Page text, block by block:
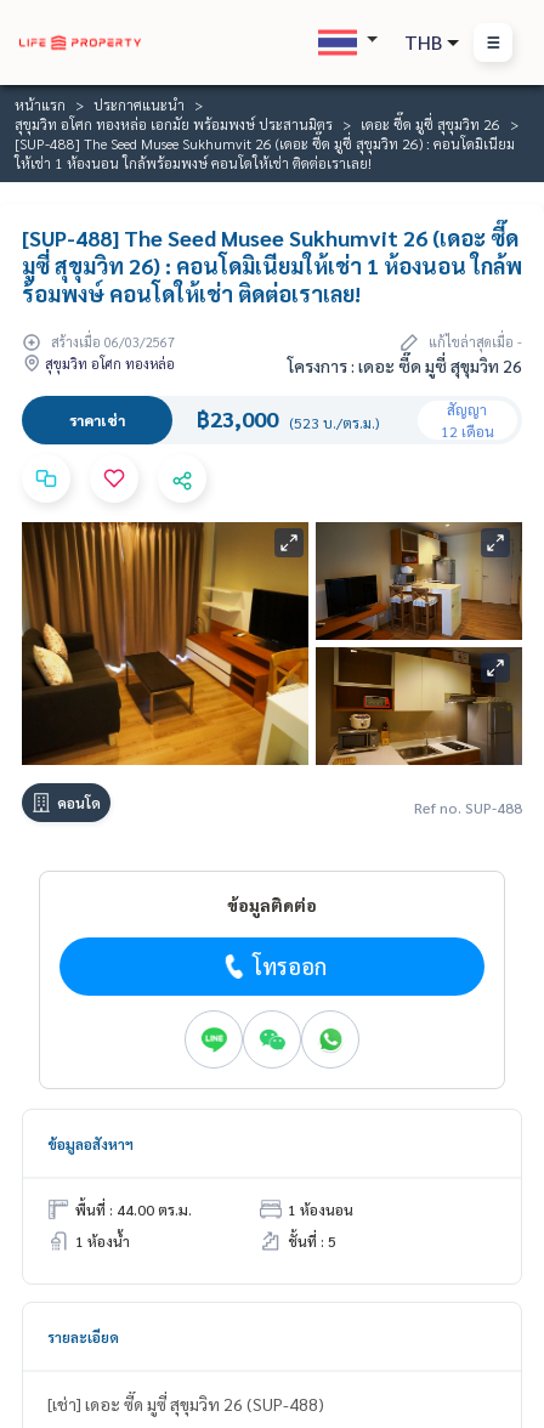
THB
หน้าแรก
ประกาศแนะนำ
สุขุมวิท อโศก ทองหล่อ เอกมัย พร้อมพงษ์ ประสานมิตร
เดอะ ซี๊ด มูซี่ สุขุมวิท 26
[SUP-488] The Seed Musee Sukhumvit 26 (เดอะ ซี๊ด มูซี่ สุขุมวิท 26) : คอนโดมิเนียม
ให้เช่า 1 ห้องนอน ใกล้พร้อมพงษ์ คอนโดให้เช่า ติดต่อเราเลย!
[SUP-488] The Seed Musee Sukhumvit 26 (เดอะ ซี๊ด
มูซี่ สุขุมวิท 26) : คอนโดมิเนียมให้เช่า 1 ห้องนอน ใกล้พ
ร้อมพงษ์ คอนโดให้เช่า ติดต่อเราเลย!
สร้างเมื่อ 06/03/2567
แก้ไขล่าสุดเมื่อ -
สุขุมวิท อโศก ทองหล่อ
โครงการ : เดอะ ซี๊ด มูซี่ สุขุมวิท 26
ราคาเช่า ฿23,000 (523 บ./ตร.ม.)
สัญญา
12 เดือน
คอนโด Ref no. SUP-488
ข้อมูลติดต่อ
โทรออก
ข้อมูลอสังหาฯ
พื้นที่ : 44.00 ตร.ม.
1 ห้องนอน
1 ห้องน้ำ
ชั้นที่ : 5
รายละเอียด
[เช่า] เดอะ ซี๊ด มูซี่ สุขุมวิท 26 (SUP-488)